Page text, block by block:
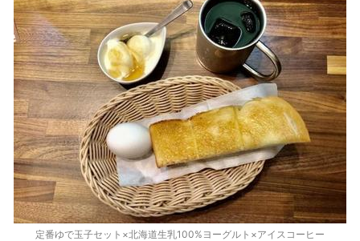
定番ゆで玉子セット×北海道生乳100%ヨーグルト×アイスコーヒー